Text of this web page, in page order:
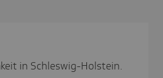
in Schleswig-Holstein.